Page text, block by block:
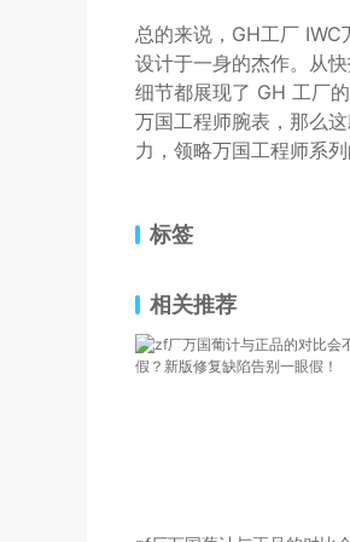
总的来说，GH工厂
设计于一身的杰作。从
细节都展现了 GH 工厂
万国工程师腕表，那么
力，领略万国工程师系列
标签
相关推荐